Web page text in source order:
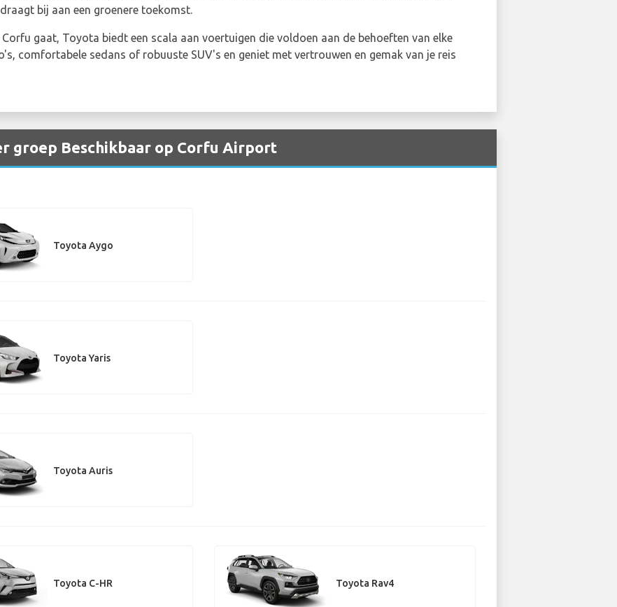
bij aan een groenere toekomst.
gaat, Toyota biedt een scala aan voertuigen die voldoen aan de behoeften van elke
comfortabele sedans of robuuste SUV's en geniet met vertrouwen en gemak van je reis
groep Beschikbaar op Corfu Airport
Toyota Aygo
Toyota Yaris
Toyota Auris
Toyota C-HR Toyota Rav4